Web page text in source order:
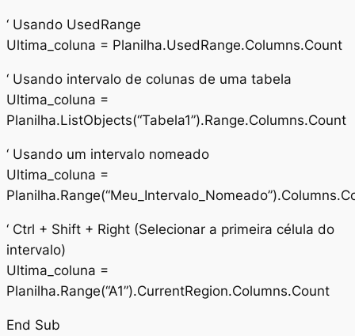
‘ Usando UsedRange
Ultima_coluna = Planilha.UsedRange.Columns.Count
‘ Usando intervalo de colunas de uma tabela
Ultima_coluna =
Planilha.ListObjects(“Tabela1”).Range.Columns.Count
‘ Usando um intervalo nomeado
Ultima_coluna =
‘ Ctrl + Shift + Right (Selecionar a primeira célula do
intervalo)
Ultima_coluna =
Planilha.Range(“A1”).CurrentRegion.Columns.Count
End Sub